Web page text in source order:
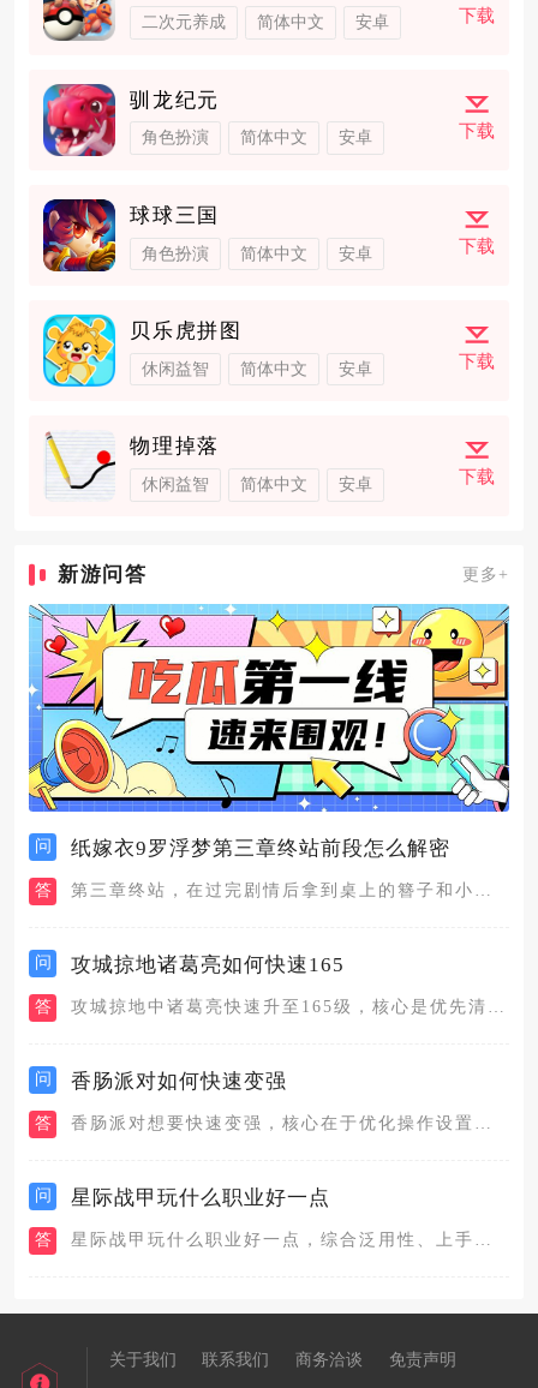
二次元养成 简体中文 安卓 下载
驯龙纪元
角色扮演 简体中文 安卓 下载
球球三国
角色扮演 简体中文 安卓 下载
贝乐虎拼图
休闲益智 简体中文 安卓 下载
物理掉落
休闲益智 简体中文 安卓 下载
新游问答 更多+
问 纸嫁衣9罗浮梦第三章终站前段怎么解密
答
问 攻城掠地诸葛亮如何快速165
答
问 香肠派对如何快速变强
答
问 星际战甲玩什么职业好一点
答
关于我们 联系我们 商务洽谈 免责声明